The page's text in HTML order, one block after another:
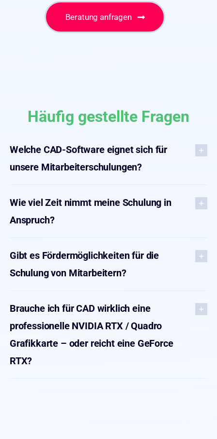
Beratung anfragen
Häufig gestellte Fragen
Welche CAD-Software eignet sich für
unsere Mitarbeiterschulungen?
Wie viel Zeit nimmt meine Schulung in
Anspruch?
Gibt es Fördermöglichkeiten für die
Schulung von Mitarbeitern?
Brauche ich für CAD wirklich eine
professionelle NVIDIA RTX / Quadro
Grafikkarte – oder reicht eine GeForce
RTX?